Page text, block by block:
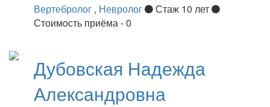
Вертебролог , Невролог
Стаж 10 лет
Стоимость приёма - 0
Дубовская Надежда
Александровна